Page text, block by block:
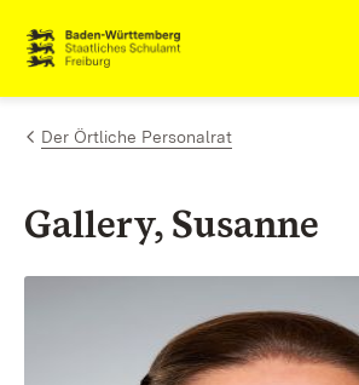
Zum Inhalt springen
Link zur Startseite
Der Örtliche Personalrat
Gallery, Susanne